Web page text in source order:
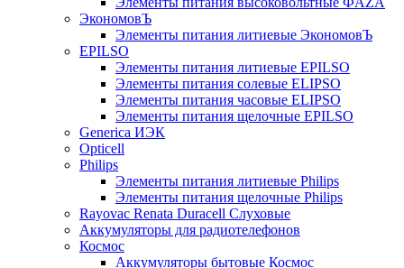
ЭкономовЪ
Элементы питания литиевые ЭкономовЪ
EPILSO
Элементы питания литиевые EPILSO
Элементы питания солевые ELIPSO
Элементы питания часовые ELIPSO
Элементы питания щелочные EPILSO
Generica ИЭК
Opticell
Philips
Элементы питания литиевые Philips
Элементы питания щелочные Philips
Rayovac Renata Duracell Слуховые
Аккумуляторы для радиотелефонов
Космос
Аккумуляторы бытовые Космос